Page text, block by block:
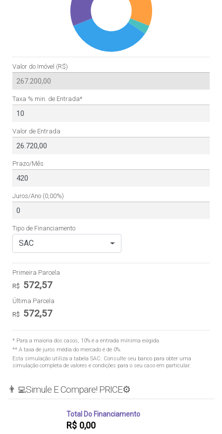
Valor do Imóvel (R$)
Taxa % min. de Entrada*
Valor de Entrada
Prazo/Mês
Juros/Ano (0,00%)
Tipo de Financiamento
SAC
Primeira Parcela
R$ 572,57
Última Parcela
R$ 572,57
* Para a maioria dos casos, 10% é a entrada mínima exigida.
** A taxa de juros média do mercado é de 0%.
Esta simulação utiliza a tabela SAC. Consulte seu banco para obter uma
simulação completa de valores e condições para o seu caso em particular.
👨‍💻Simule E Compare! PRICE⚙️
Total Do Financiamento
R$ 0,00